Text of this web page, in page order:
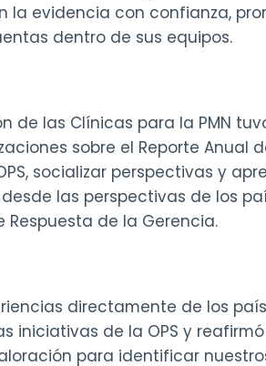
la evidencia con confianza,
dentro de sus equipos.
de las Clínicas para la PMN
sobre el Reporte Anual
socializar perspectivas y
las perspectivas de los
Respuesta de la Gerencia.
directamente de los
iniciativas de la OPS y
para identificar